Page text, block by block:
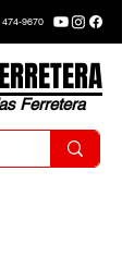
9670
Ferretera